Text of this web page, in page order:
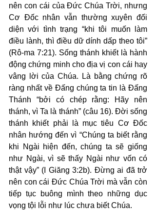
nên con cái của Đức Chúa Trời, nhưng
Cơ Đốc nhân vẫn thường xuyên đối
diện với tình trạng “khi tôi muốn làm
điều lành, thì điều dữ dính dấp theo tôi”
(Rô-ma 7:21). Sống thánh khiết là hành
động chứng minh cho địa vị con cái hay
vâng lời của Chúa. Là bằng chứng rõ
ràng nhất về Đấng chúng ta tin là Đấng
Thánh “bởi có chép rằng: Hãy nên
thánh, vì Ta là thánh” (câu 16). Đời sống
thánh khiết phải là mục tiêu Cơ Đốc
nhân hướng đến vì “Chúng ta biết rằng
khi Ngài hiện đến, chúng ta sẽ giống
như Ngài, vì sẽ thấy Ngài như vốn có
thật vậy” (I Giăng 3:2b). Đừng ai đã trở
nên con cái Đức Chúa Trời mà vẫn còn
tiếp tục buông mình theo những dục
vọng tội lỗi như lúc chưa biết Chúa.